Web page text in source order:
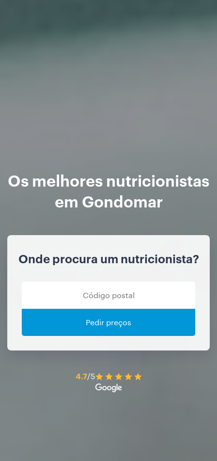
Os melhores nutricionistas
em Gondomar
Onde procura um nutricionista?
Pedir preços
4.7/5